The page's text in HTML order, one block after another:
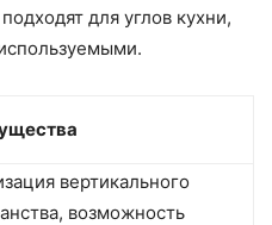
для углов кухни,
вертикального
возможность